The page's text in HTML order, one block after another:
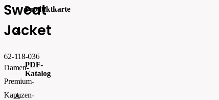
Sweat
Jacket
62-118-036
Damen-
Premium-
Kapuzen-
Produktkarte
0621180.pdf
PDF-
Katalog
FOTL-Digital_Catalogue2026-EN-AW